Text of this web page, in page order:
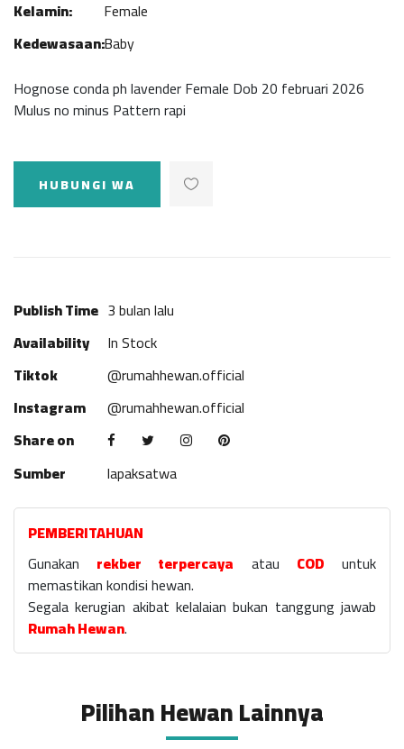
Kelamin:
Female
Kedewasaan:Baby
Hognose conda ph lavender Female Dob 20 februari 2026
Mulus no minus Pattern rapi
HUBUNGI WA
Publish Time 3 bulan lalu
Availability
In Stock
Tiktok
@rumahhewan.official
Instagram
@rumahhewan.official
Share on
Sumber
lapaksatwa
PEMBERITAHUAN
Gunakan rekber terpercaya atau COD untuk
memastikan kondisi hewan.
Segala kerugian akibat kelalaian bukan tanggung jawab
Rumah Hewan.
Pilihan Hewan Lainnya